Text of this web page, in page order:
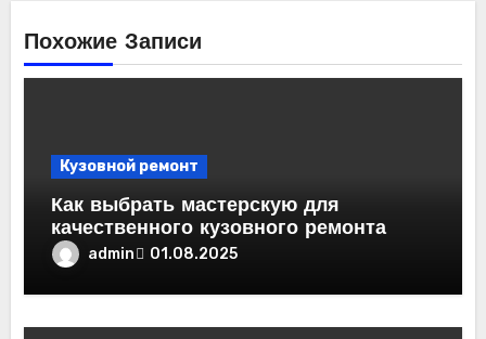
Похожие Записи
Кузовной ремонт
Как выбрать мастерскую для
качественного кузовного ремонта
admin 01.08.2025